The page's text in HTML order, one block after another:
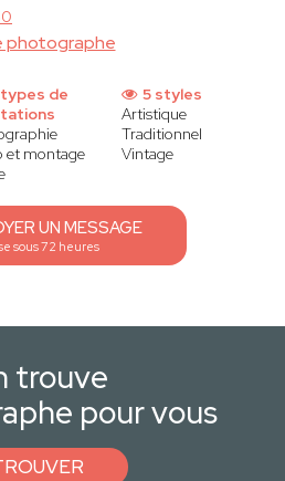
photographe
de
et montage
5 styles
Artistique
Traditionnel
Vintage
UN MESSAGE
sous 72 heures
trouve
pour vous